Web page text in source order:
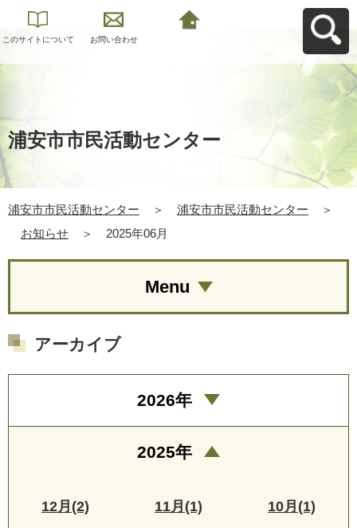
このサイトについて お問い合わせ
浦安市市民活動センター
浦安市市民活動センター ＞ 浦安市市民活動センター
＞
お知らせ
＞ 2025年06月
Menu
アーカイブ
2026年
2025年
12月(2) 11月(1) 10月(1)